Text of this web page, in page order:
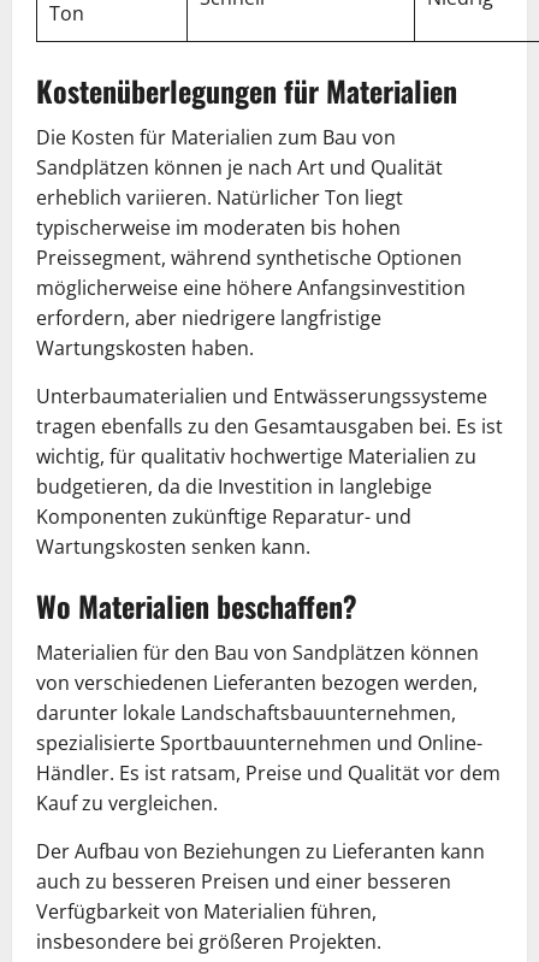
Ton
Kostenüberlegungen für Materialien
Die Kosten für Materialien zum Bau von
Sandplätzen können je nach Art und Qualität
erheblich variieren. Natürlicher Ton liegt
typischerweise im moderaten bis hohen
Preissegment, während synthetische Optionen
möglicherweise eine höhere Anfangsinvestition
erfordern, aber niedrigere langfristige
Wartungskosten haben.
Unterbaumaterialien und Entwässerungssysteme
tragen ebenfalls zu den Gesamtausgaben bei. Es ist
wichtig, für qualitativ hochwertige Materialien zu
budgetieren, da die Investition in langlebige
Komponenten zukünftige Reparatur- und
Wartungskosten senken kann.
Wo Materialien beschaffen?
Materialien für den Bau von Sandplätzen können
von verschiedenen Lieferanten bezogen werden,
darunter lokale Landschaftsbauunternehmen,
spezialisierte Sportbauunternehmen und Online-
Händler. Es ist ratsam, Preise und Qualität vor dem
Kauf zu vergleichen.
Der Aufbau von Beziehungen zu Lieferanten kann
auch zu besseren Preisen und einer besseren
Verfügbarkeit von Materialien führen,
insbesondere bei größeren Projekten.